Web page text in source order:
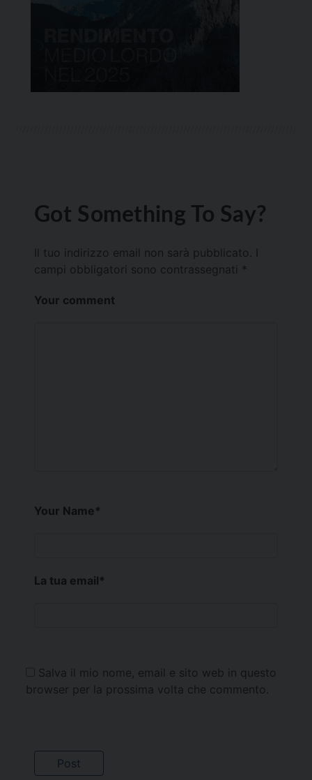
Got Something To Say?
Il tuo indirizzo email non sarà pubblicato.
campi obbligatori sono contrassegnati *
Your comment
Your Name*
La tua email*
Salva il mio nome, email e sito web in questo
browser per la prossima volta che commento.